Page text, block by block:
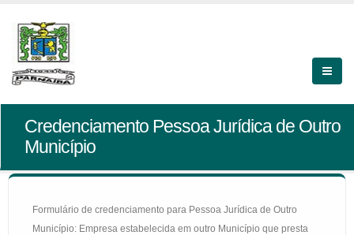
Credenciamento Pessoa Jurídica de Outro
Município
Formulário de credenciamento para Pessoa Jurídica de Outro
Município: Empresa estabelecida em outro Município que presta